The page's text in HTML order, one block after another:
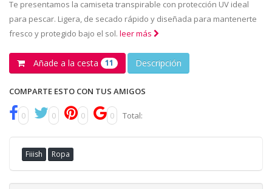
Te presentamos la camiseta transpirable con protección UV ideal
para pescar. Ligera, de secado rápido y diseñada para mantenerte
fresco y protegido bajo el sol. leer más
Añade a la cesta 11 Descripción
COMPARTE ESTO CON TUS AMIGOS
0 0 0 0 Total:
Fiiish Ropa